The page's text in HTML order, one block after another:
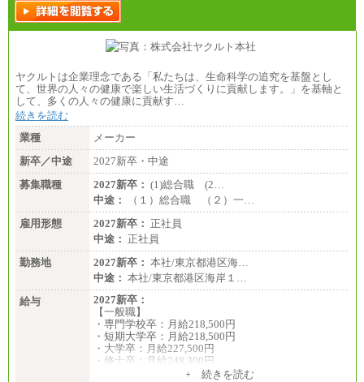
ヤクルトは企業理念である「私たちは、生命科学の追究を基盤とし
て、世界の人々の健康で楽しい生活づくりに貢献します。」を基軸と
して、多くの人々の健康に貢献す…
続きを読む
業種
メーカー
新卒／中途
2027新卒・中途
募集職種
2027新卒： (1)総合職 (2…
中途：
（１）総合職 （２）一…
雇用形態
2027新卒： 正社員
中途： 正社員
勤務地
2027新卒： 本社/東京都港区海…
中途： 本社/東京都港区海岸１…
給与
2027新卒：
【一般職】
・専門学校卒：月給218,500円
・短期大学卒：月給218,500円
・大学卒：月給227,500円
・修士卒：月給248,300円
・博士卒：月給257,300円+ 続きを読む